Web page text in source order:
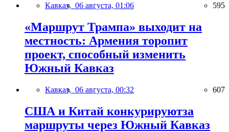
Кавказ, 06 августа, 01:06 595
«Маршрут Трампа» выходит на
местность: Армения торопит
проект, способный изменить
Южный Кавказ
Кавказ, 06 августа, 00:32 607
США и Китай конкурируютза
маршруты через Южный Кавказ